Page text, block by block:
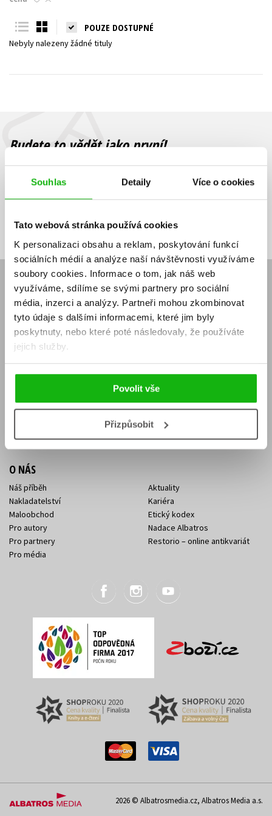
Souhlas Detaily Více o cookies
Tato webová stránka používá cookies
K personalizaci obsahu a reklam, poskytování funkcí
sociálních médií a analýze naší návštěvnosti využíváme
soubory cookies. Informace o tom, jak náš web
využíváme, sdílíme se svými partnery pro sociální
média, inzerci a analýzy. Partneři mohou zkombinovat
tyto údaje s dalšími informacemi, které jim byly
poskytnuty, nebo které poté následovaly, že používáte
jejich služby.
Povolit vše
Přizpůsobit
Young adult (SK)
Všechny tituly
POUZE DOSTUPNÉ
Nebyly nalezeny žádné tituly
Budete to vědět jako první!
Zajímá Vás, jaký knižní hit právě vychází, na jaké zboží je výhodná
sleva, jaká běží soutěž o ceny? Přihlášením k odběru našich e-
souhlasíte se zpracováním osobních údajů
mailová
adresa
mailová
adresa
Vaše e-mailová adresa Přihlásit se
E-SHOP
Aktuality
Naši autoři
Obchodní podmínky
Jak nakoupit
Knižní novinky
Dárkové poukazy
Affiliate program
KONTAKTY
Sídlo společnosti
Kontakty Albatros Media
O NÁS
Náš příběh
Nakladatelství
Maloobchod
Pro autory
Pro partnery
Pro média
Aktuality
Kariéra
Etický kodex
Nadace Albatros
Restorio – online antikvariát
2026 © Albatrosmedia.cz, Albatros Media a.s.